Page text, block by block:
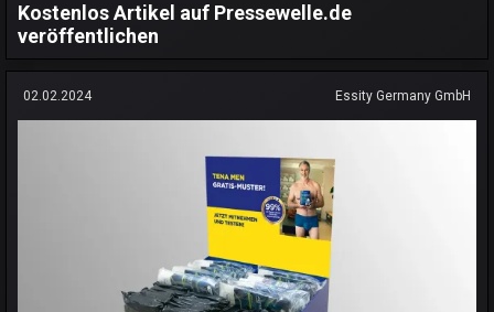
Kostenlos Artikel auf Pressewelle.de
veröffentlichen
02.02.2024 Essity Germany GmbH